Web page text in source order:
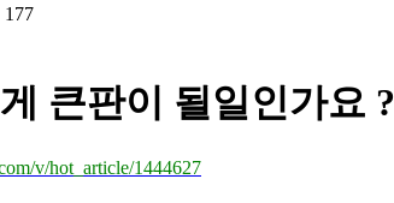
177
큰판이 될일인가요 ?
v/hot_article/1444627